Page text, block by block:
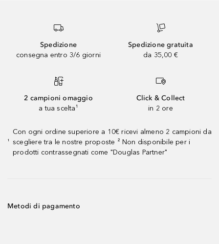
Spedizione
consegna entro 3/6 giorni
Spedizione gratuita
da 35,00 €
2 campioni omaggio
a tua scelta¹
Click & Collect
in 2 ore
¹
Con ogni ordine superiore a 10€ ricevi almeno 2 campioni da
scegliere tra le nostre proposte ² Non disponibile per i
prodotti contrassegnati come "Douglas Partner"
Metodi di pagamento